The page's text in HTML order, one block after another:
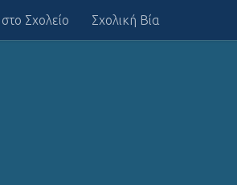
Σχολείο Σχολική Βία